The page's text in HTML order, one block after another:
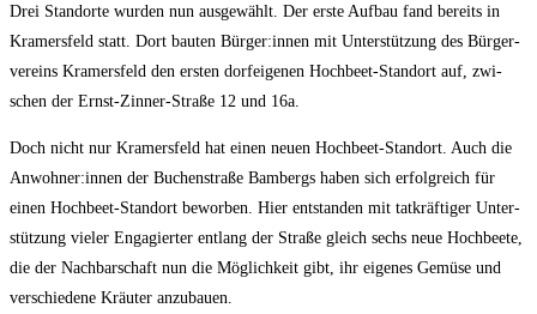
Drei Stand­or­te wur­den nun aus­ge­wählt. Der ers­te Auf­bau fand bereits in
Kra­mers­feld statt. Dort bau­ten Bürger:innen mit Unter­stüt­zung des Bür­ger­
ver­eins Kra­mers­feld den ers­ten dorf­ei­ge­nen Hoch­beet-Stand­ort auf, zwi­
schen der Ernst-Zin­ner-Stra­ße 12 und 16a.
Doch nicht nur Kra­mers­feld hat einen neu­en Hoch­beet-Stand­ort. Auch die
Anwohner:innen der Buchen­stra­ße Bam­bergs haben sich erfolg­reich für
einen Hoch­beet-Stand­ort bewor­ben. Hier ent­stan­den mit tat­kräf­ti­ger Unter­
stüt­zung vie­ler Enga­gier­ter ent­lang der Stra­ße gleich sechs neue Hoch­bee­te,
die der Nach­bar­schaft nun die Mög­lich­keit gibt, ihr eige­nes Gemü­se und
ver­schie­de­ne Kräu­ter anzubauen.